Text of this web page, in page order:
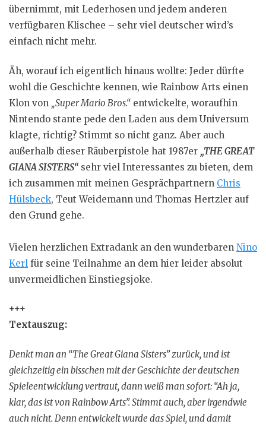
übernimmt, mit Lederhosen und jedem anderen
verfügbaren Klischee – sehr viel deutscher wird’s
einfach nicht mehr.
Äh, worauf ich eigentlich hinaus wollte: Jeder dürfte
wohl die Geschichte kennen, wie Rainbow Arts einen
Klon von „Super Mario Bros.“ entwickelte, woraufhin
Nintendo stante pede den Laden aus dem Universum
klagte, richtig? Stimmt so nicht ganz. Aber auch
außerhalb dieser Räuberpistole hat 1987er „THE GREAT
GIANA SISTERS“sehr viel Interessantes zu bieten, dem
ich zusammen mit meinen Gesprächpartnern Chris
Hülsbeck, Teut Weidemann und Thomas Hertzler auf
den Grund gehe.
Vielen herzlichen Extradank an den wunderbaren Nino
Kerl für seine Teilnahme an dem hier leider absolut
unvermeidlichen Einstiegsjoke.
+++
Textauszug:
Denkt man an “The Great Giana Sisters” zurück, und ist
gleichzeitig ein bisschen mit der Geschichte der deutschen
Spieleentwicklung vertraut, dann weiß man sofort: “Ah ja,
klar, das ist von Rainbow Arts”. Stimmt auch, aber irgendwie
auch nicht. Denn entwickelt wurde das Spiel, und damit